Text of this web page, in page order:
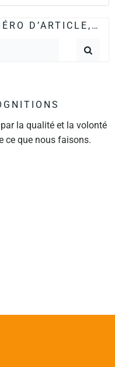
D’ARTICLE,…
la qualité et la volonté
ce que nous faisons.